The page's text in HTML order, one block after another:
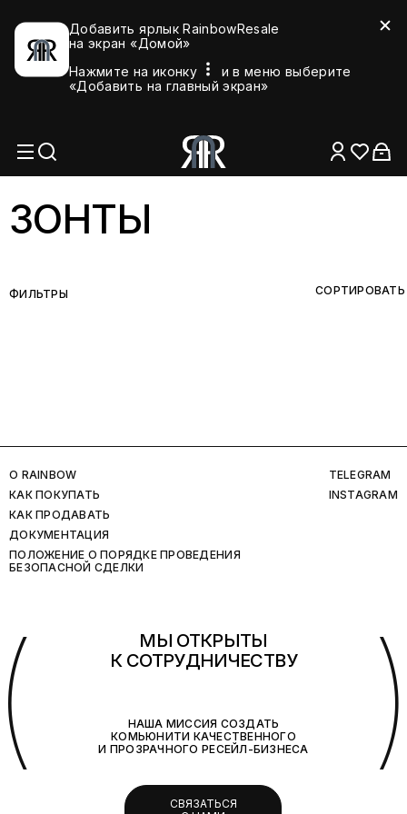
Добавить ярлык RainbowResale
на экран «Домой»
Нажмите на иконку
и в меню выберите
«Добавить на главный экран»
ЗОНТЫ
ФИЛЬТРЫ СОРТИРОВАТЬ
O RAINBOW
КАК ПОКУПАТЬ
КАК ПРОДАВАТЬ
ДОКУМЕНТАЦИЯ
ПОЛОЖЕНИЕ О ПОРЯДКЕ ПРОВЕДЕНИЯ
БЕЗОПАСНОЙ СДЕЛКИ
TELEGRAM
INSTAGRAM
МЫ ОТКРЫТЫ
К СОТРУДНИЧЕСТВУ
НАША МИССИЯ СОЗДАТЬ
КОМЬЮНИТИ КАЧЕСТВЕННОГО
И ПРОЗРАЧНОГО РЕСЕЙЛ-БИЗНЕСА
СВЯЗАТЬСЯ